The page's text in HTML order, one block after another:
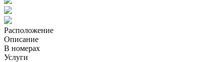
Расположение
Описание
В номерах
Услуги